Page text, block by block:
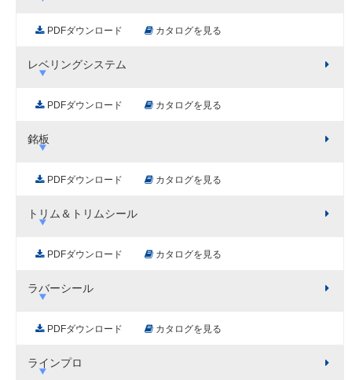
PDFダウンロード カタログを見る
レベリングシステム
PDFダウンロード カタログを見る
銘板
PDFダウンロード カタログを見る
トリム＆トリムシール
PDFダウンロード カタログを見る
ラバーシール
PDFダウンロード カタログを見る
ラインプロ